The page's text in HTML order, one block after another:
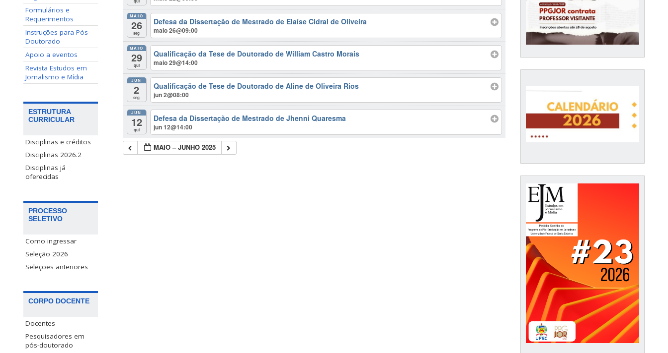
Formulários e
Requerimentos
Instruções para Pós-
Doutorado
Apoio a eventos
Revista Estudos em
Jornalismo e Mídia
ESTRUTURA
CURRICULAR
Disciplinas e créditos
Disciplinas 2026.2
Disciplinas já
oferecidas
PROCESSO
SELETIVO
Como ingressar
Seleção 2026
Seleções anteriores
CORPO DOCENTE
Docentes
Pesquisadores em
pós-doutorado
MAIO
26
seg
Defesa da Dissertação de Mestrado de Elaíse Cidral de Oliveira
maio 26@09:00
MAIO
29
qui
Qualificação da Tese de Doutorado de William Castro Morais
maio 29@14:00
JUN
2
seg
Qualificação de Tese de Doutorado de Aline de Oliveira Rios
jun 2@08:00
JUN
12
qui
Defesa da Dissertação de Mestrado de Jhenni Quaresma
jun 12@14:00
MAIO – JUNHO 2025